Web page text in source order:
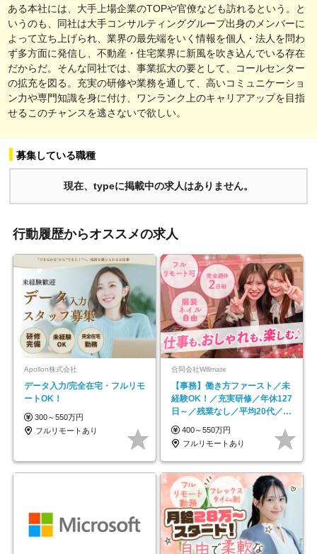
ある本社には、大手上場企業のTOPや官僚なども訪れるという。と
いうのも、同社は大手コンサルティンググループ出身のメンバーに
よって立ち上げられ、業界の最先端をいく情報を個人・法人を問わ
ず多方面に発信し、不動産・住宅業界に新風を吹き込んでいる存在
だからだ。そんな同社では、事業拡大の要として、コールセンター
の拡充を図る。充実の研修や業務を通して、高いコミュニケーショ
ン力や専門知識を身に付け、ワンランク上のキャリアアップを目指
せるこのチャンスを逃さないで欲しい。
募集している職種
現在、typeに掲載中の求人はありません。
行動履歴からオススメの求人
Apollon株式会社
データ入力/完全在宅・フルリモ
ートOK！
300～550万円
フルリモートあり
合同会社Willmate
【事務】働き方ファースト／未
経験OK！／充実研修／年休127
日～／残業なし／平均20代／リ
モートOK
400～550万円
フルリモートあり